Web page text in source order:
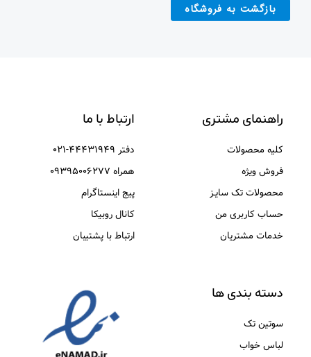
بازگشت به فروشگاه
راهنمای مشتری
کلیه محصولات
فروش ویژه
محصولات تک سایـز
حساب کاربری من
خدمات مشتریان
ارتباط با ما
دفتر ۴۴۴۳۱۹۴۹-۰۲۱
همراه ۰۹۳۹۵۰۰۶۲۷۷
پیج اینستاگرام
کانال روبیکا
ارتباط با پشتیبان
دسته بندی ها
سوتین تک
لباس خواب